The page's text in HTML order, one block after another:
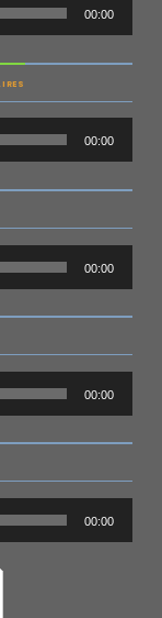
00:00
00:00
00:00
00:00
00:00